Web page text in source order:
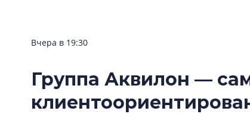
Вчера в 19:30
Группа Аквилон —